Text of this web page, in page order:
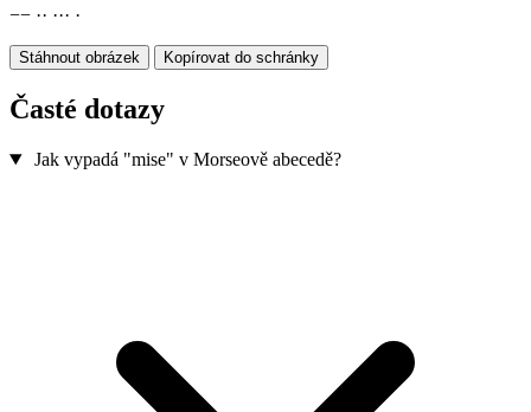
−− ·· ··· ·
Stáhnout obrázek Kopírovat do schránky
Časté dotazy
Jak vypadá "mise" v Morseově abecedě?